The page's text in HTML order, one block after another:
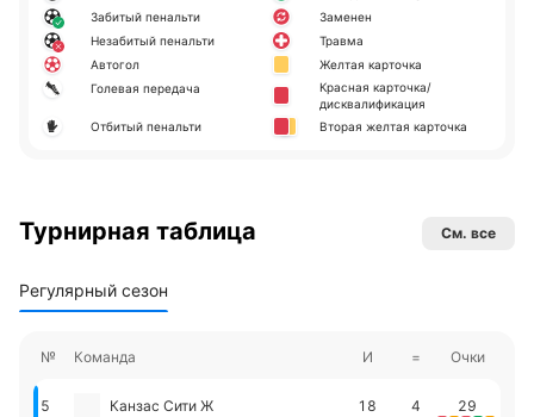
Забитый пенальти
Незабитый пенальти
Автогол
Голевая передача
Отбитый пенальти
Заменен
Травма
Желтая карточка
Красная карточка/
дисквалификация
Вторая желтая карточка
Турнирная таблица См. все
Регулярный сезон
№ Команда И = Очки
5 Канзас Сити Ж 18 4 29